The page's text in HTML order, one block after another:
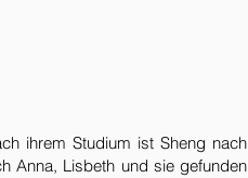
ihrem Studium ist Sheng nach
Anna, Lisbeth und sie gefunden